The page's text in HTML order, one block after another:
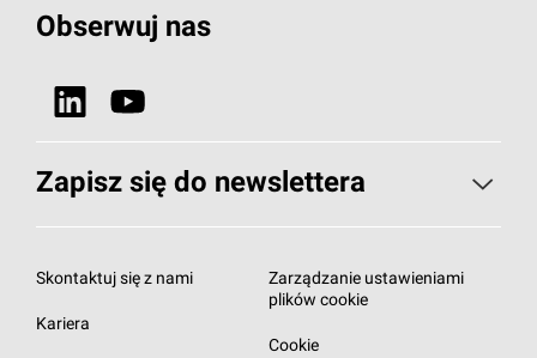
Projekty referencyjne
Dlaczego wełna kamienna?
Izolacje Budowlane
Obserwuj nas
Zapisz się do newslettera
Skontaktuj się z nami
Kariera
Zarządzanie ustawieniami
plików cookie
Cookie